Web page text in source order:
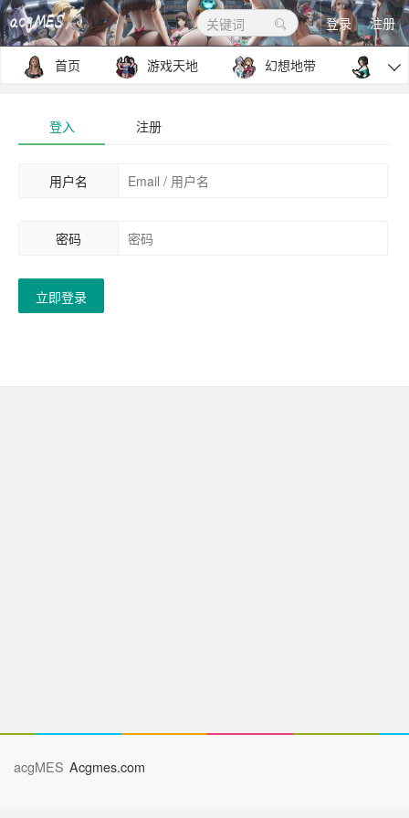
关键词 登录 注册
首页 游戏天地 幻想地带 包

登入 注册
用户名
密码
立即登录
acgMES Acgmes.com